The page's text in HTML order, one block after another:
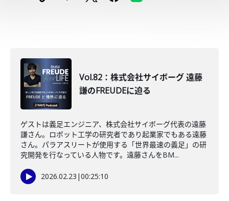
Vol.82：株式会社サイボーグ 遠藤
謙のFREUDEに迫る
ゲストは義足エンジニア、株式会社サイボーグ代表の遠藤
謙さん。ロボット工学の研究者であり起業家でもある遠藤
さん。パラアスリートが使用する「世界最速の義足」の研
究開発を行なっている人物です。遠藤さんをBM...
2026.02.23 |00:25:10